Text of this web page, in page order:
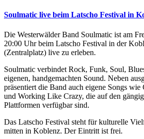
Soulmatic live beim Latscho Festival in
Die Westerwälder Band Soulmatic ist am
20:00 Uhr beim Latscho Festival in der
(Zentralplatz) live zu erleben.
Soulmatic verbindet Rock, Funk, Soul,
eigenen, handgemachten Sound. Neben
präsentiert die Band auch eigene Songs wie
und Working Like Crazy, die auf den
Plattformen verfügbar sind.
Das Latscho Festival steht für kulturelle
mitten in Koblenz. Der Eintritt ist frei.